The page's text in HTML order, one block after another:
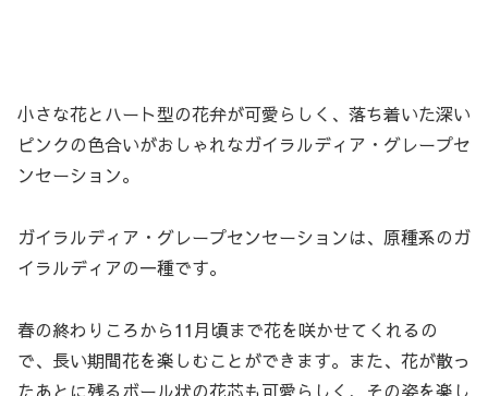
小さな花とハート型の花弁が可愛らしく、落ち着いた深い
ピンクの色合いがおしゃれなガイラルディア・グレープセ
ンセーション。
ガイラルディア・グレープセンセーションは、原種系のガ
イラルディアの一種です。
春の終わりころから11月頃まで花を咲かせてくれるの
で、長い期間花を楽しむことができます。また、花が散っ
たあとに残るボール状の花芯も可愛らしく、その姿を楽し